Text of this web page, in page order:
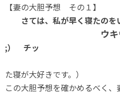
【妻の大胆予想 その１】
さては、私が早く寝たのを
ウ
;） チッ
（ダンナさ
た寝が大好きです。）
この大胆予想を確かめるべく